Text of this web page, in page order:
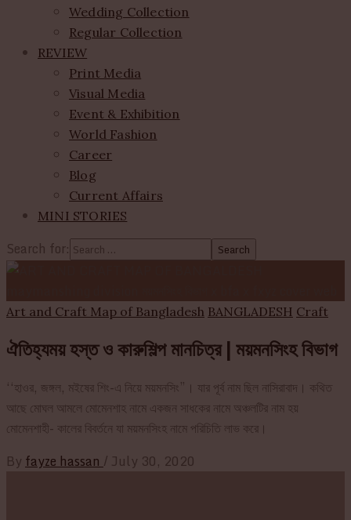
Wedding Collection
Regular Collection
REVIEW
Print Media
Visual Media
Event & Exhibition
World Fashion
Career
Blog
Current Affairs
MINI STORIES
Search for:
Art and Craft Map of Bangladesh BANGLADESH Craft
ঐতিহ্যময় হস্ত ও কারুশিল্প মানচিত্র | ময়মনসিংহ বিভাগ
‘‘হাওর, জঙ্গল, মইষের শিং-এ নিয়ে ময়মনসিং”। যার পূর্ব নাম ছিল নাসিরাবাদ। কথিত
আছে মোঘল আমলে মোমেনশাহ নামে একজন সাধকের নামে অঞ্চলটির নাম হয়
মোমেনশাহী- কালের বিবর্তনে যা ময়মনসিংহ নামে পরিচিতি লাভ করে।
By fayze hassan / July 30, 2020